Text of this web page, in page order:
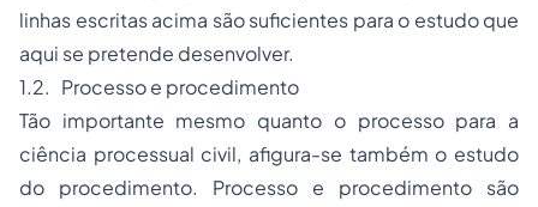
linhas escritas acima são suficientes para o estudo que
aqui se pretende desenvolver.
1.2. Processo e procedimento
Tão importante mesmo quanto o processo para a
ciência processual civil, afigura-se também o estudo
do procedimento. Processo e procedimento são